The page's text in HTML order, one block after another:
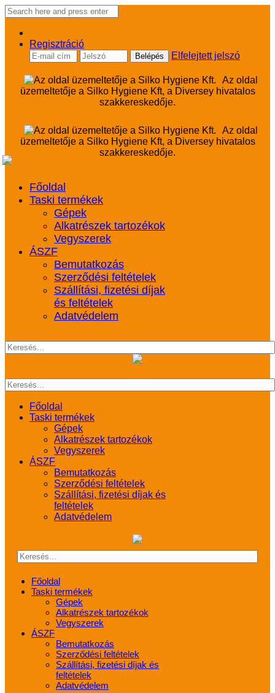
Regisztráció
Elfelejtett jelszó
Az oldal
üzemeltetője a Silko Hygiene Kft, a Diversey hivatalos
szakkereskedője.
Az oldal
üzemeltetője a Silko Hygiene Kft, a Diversey hivatalos
szakkereskedője.
Főoldal
Taski termékek
Gépek
Alkatrészek tartozékok
Vegyszerek
ÁSZF
Bemutatkozás
Szerződési feltételek
Szállítási, fizetési díjak
és feltételek
Adatvédelem
Főoldal
Taski termékek
Gépek
Alkatrészek tartozékok
Vegyszerek
ÁSZF
Bemutatkozás
Szerződési feltételek
Szállítási, fizetési díjak és
feltételek
Adatvédelem
Főoldal
Taski termékek
Gépek
Alkatrészek tartozékok
Vegyszerek
ÁSZF
Bemutatkozás
Szerződési feltételek
Szállítási, fizetési díjak és
feltételek
Adatvédelem